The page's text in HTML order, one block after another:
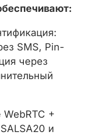
SMS, Pin-
через
+
и